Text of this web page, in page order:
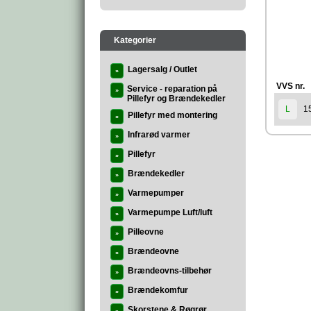
Kategorier
» Lagersalg / Outlet
»
Service - reparation på
Pillefyr og Brændekedler
» Pillefyr med montering
» Infrarød varmer
» Pillefyr
» Brændekedler
» Varmepumper
» Varmepumpe Luft/luft
» Pilleovne
» Brændeovne
» Brændeovns-tilbehør
» Brændekomfur
VVS nr.
L